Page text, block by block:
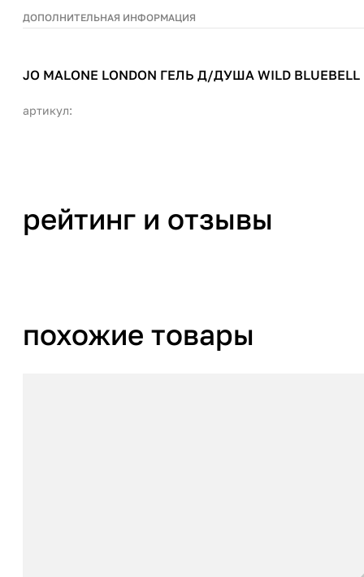
ДОПОЛНИТЕЛЬНАЯ ИНФОРМАЦИЯ
JO MALONE LONDON ГЕЛЬ Д/ДУША WILD BLUEBELL
артикул:
рейтинг и отзывы
похожие товары